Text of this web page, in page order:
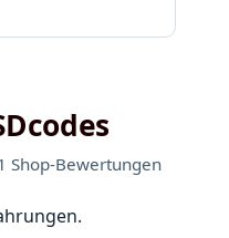
Shop-Bewertungen